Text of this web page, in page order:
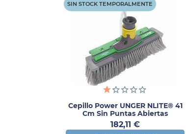
Cepillo Power UNGER NLITE® 41
Cm Sin Puntas Abiertas
Precio
182,11 €
SIN STOCK TEMPORALMENTE